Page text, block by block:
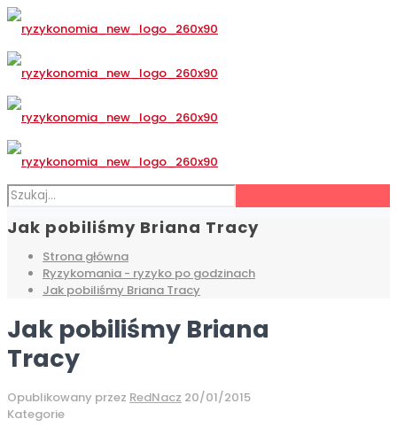
Jak pobiliśmy Briana Tracy
Strona główna
Ryzykomania - ryzyko po godzinach
Jak pobiliśmy Briana Tracy
Jak pobiliśmy Briana
Tracy
Opublikowany przez RedNacz 20/01/2015
Kategorie